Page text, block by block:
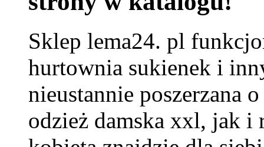
Sklep lema24. pl
hurtownia sukienek i
nieustannie poszerzana
odzież damska xxl, jak i